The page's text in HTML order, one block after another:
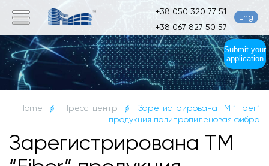
+38 050 320 77 51
+38 067 827 50 57
Eng
Home Пресс-центр
Зарегистрирована ТМ “Fiber”
продукция полипропиленовая фибра
Зарегистрирована ТМ
Submit your
application